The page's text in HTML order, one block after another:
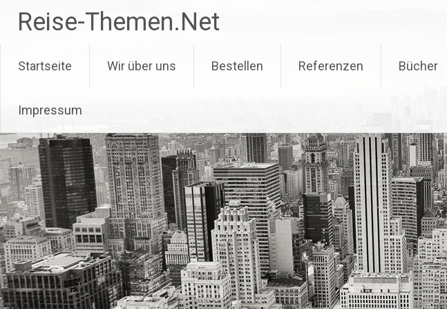
Inhalt
springen
Reise-Themen.Net
Startseite Wir über uns Bestellen Referenzen Bücher
Impressum